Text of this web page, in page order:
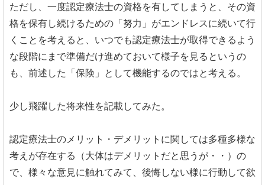
ただし、一度認定療法士の資格を有してしまうと、その資
格を保有し続けるための「努力」がエンドレスに続いて行
くことを考えると、いつでも認定療法士が取得できるよう
な段階にまで準備だけ進めておいて様子を見るというの
も、前述した「保険」として機能するのではと考える。
少し飛躍した将来性を記載してみた。
認定療法士のメリット・デメリットに関しては多種多様な
考えが存在する（大体はデメリットだと思うが・・）の
で、様々な意見に触れてみて、後悔しない様に行動して欲